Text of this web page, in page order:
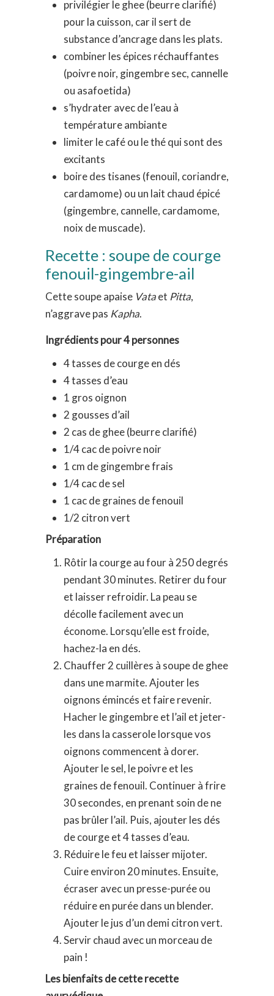
privilégier le ghee (beurre clarifié)
pour la cuisson, car il sert de
substance d’ancrage dans les plats.
combiner les épices réchauffantes
(poivre noir, gingembre sec, cannelle
ou asafoetida)
s’hydrater avec de l’eau à
température ambiante
limiter le café ou le thé qui sont des
excitants
boire des tisanes (fenouil, coriandre,
cardamome) ou un lait chaud épicé
(gingembre, cannelle, cardamome,
noix de muscade).
Recette : soupe de courge
fenouil-gingembre-ail
Cette soupe apaise Vataet Pitta,
n’aggrave pas Kapha.
Ingrédients pour 4 personnes
4 tasses de courge en dés
4 tasses d’eau
1 gros oignon
2 gousses d’ail
2 cas de ghee (beurre clarifié)
1/4 cac de poivre noir
1 cm de gingembre frais
1/4 cac de sel
1 cac de graines de fenouil
1/2 citron vert
Préparation
Rôtir la courge au four à 250 degrés
pendant 30 minutes. Retirer du four
et laisser refroidir. La peau se
décolle facilement avec un
économe. Lorsqu’elle est froide,
hachez-la en dés.
Chauffer 2 cuillères à soupe de ghee
dans une marmite. Ajouter les
oignons émincés et faire revenir.
Hacher le gingembre et l’ail et jeter-
les dans la casserole lorsque vos
oignons commencent à dorer.
Ajouter le sel, le poivre et les
graines de fenouil. Continuer à frire
30 secondes, en prenant soin de ne
pas brûler l’ail. Puis, ajouter les dés
de courge et 4 tasses d’eau.
Réduire le feu et laisser mijoter.
Cuire environ 20 minutes. Ensuite,
écraser avec un presse-purée ou
réduire en purée dans un blender.
Ajouter le jus d’un demi citron vert.
Servir chaud avec un morceau de
pain !
Les bienfaits de cette recette